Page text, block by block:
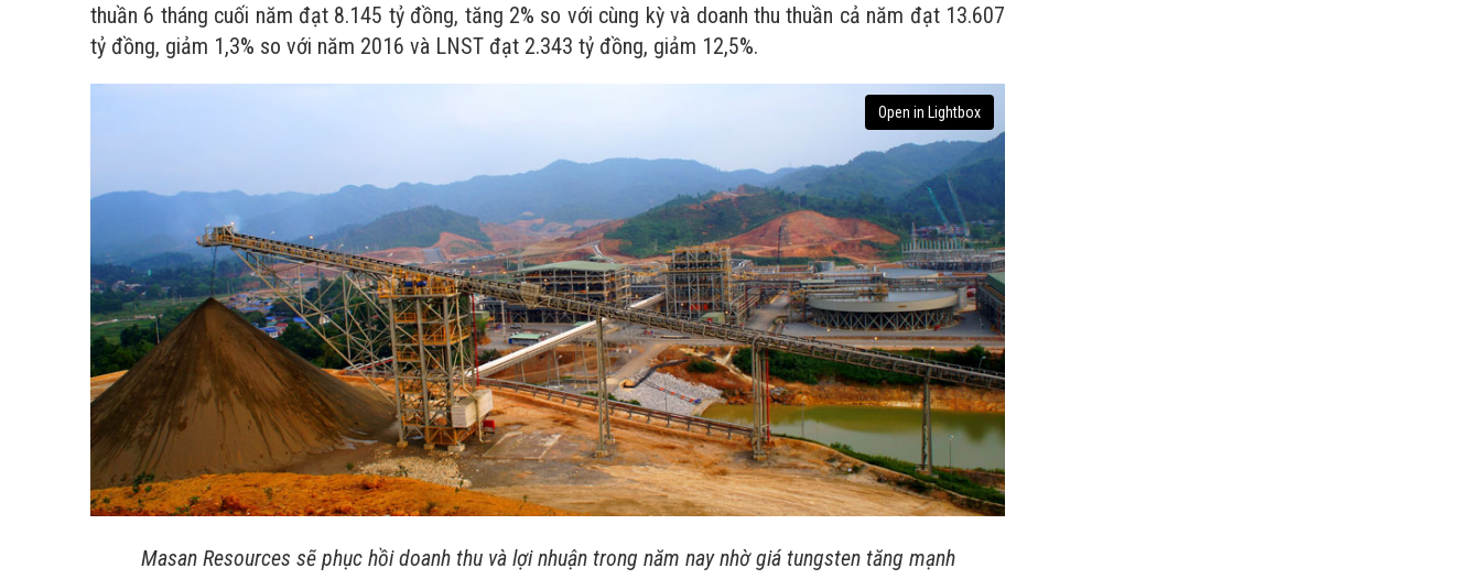
thuần 6 tháng cuối năm đạt 8.145 tỷ đồng, tăng 2% so với cùng kỳ và doanh thu thuần cả năm đạt 13.607
tỷ đồng, giảm 1,3% so với năm 2016 và LNST đạt 2.343 tỷ đồng, giảm 12,5%.
Open in Lightbox
Masan Resources sẽ phục hồi doanh thu và lợi nhuận trong năm nay nhờ giá tungsten tăng mạnh